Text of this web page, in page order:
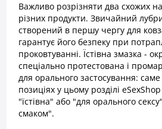
Важливо розрізняти два схожих
різних продукти. Звичайний
створений в першу чергу для
гарантує його безпеку при
проковтуванні. Їстівна змазка -
спеціально протестована і
для орального застосування: саме
позиціях у цьому розділі
"їстівна" або "для орального
смаком".